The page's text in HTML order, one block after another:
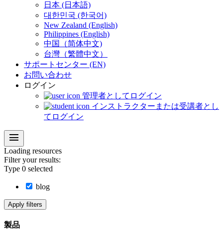
日本 (日本語)
대한민국 (한국어)
New Zealand (English)
Philippines (English)
中国（简体中文)
台灣（繁體中文）
サポートセンター (EN)
お問い合わせ
ログイン
管理者としてログイン
インストラクターまたは受講者とし
てログイン
menu
Loading resources
Filter your results:
Type 0 selected
blog
Apply filters
製品